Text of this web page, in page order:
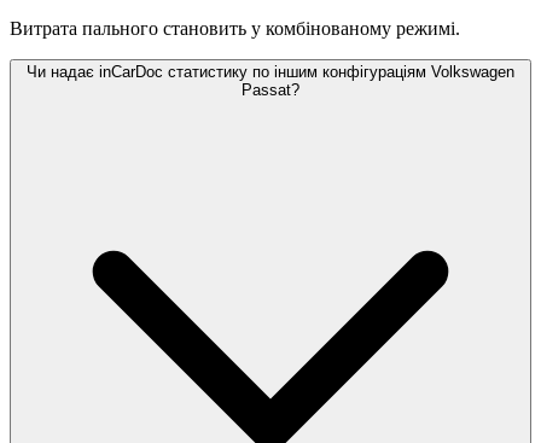
Витрата пального становить у комбінованому режимі.
Чи надає inCarDoc статистику по іншим конфігураціям Volkswagen
Passat?